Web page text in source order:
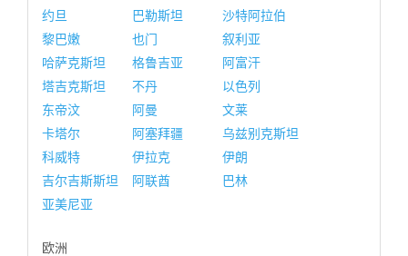
约旦
巴勒斯坦
沙特阿拉伯
黎巴嫩
也门
叙利亚
哈萨克斯坦
格鲁吉亚
阿富汗
塔吉克斯坦
不丹
以色列
东帝汶
阿曼
文莱
卡塔尔
阿塞拜疆
乌兹别克斯坦
科威特
伊拉克
伊朗
吉尔吉斯斯坦
阿联酋
巴林
亚美尼亚
欧洲